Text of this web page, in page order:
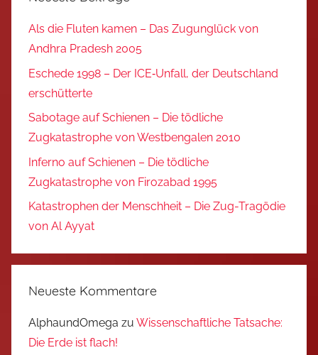
Als die Fluten kamen – Das Zugunglück von
Andhra Pradesh 2005
Eschede 1998 – Der ICE‑Unfall, der Deutschland
erschütterte
Sabotage auf Schienen – Die tödliche
Zugkatastrophe von Westbengalen 2010
Inferno auf Schienen – Die tödliche
Zugkatastrophe von Firozabad 1995
Katastrophen der Menschheit – Die Zug-Tragödie
von Al Ayyat
Neueste Kommentare
AlphaundOmega zu Wissenschaftliche Tatsache:
Die Erde ist flach!